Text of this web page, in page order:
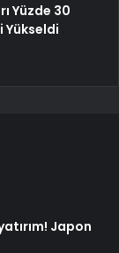
Yüzde 30
Yükseldi
Japon